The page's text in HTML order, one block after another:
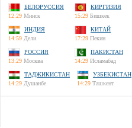
БЕЛОРУССИЯ
12:29 Минск
КИРГИЗИЯ
15:29 Бишкек
ИНДИЯ
14:59 Дели
КИТАЙ
17:29 Пекин
РОССИЯ
13:29 Москва
ПАКИСТАН
14:29 Исламабад
ТАДЖИКИСТАН
14:29 Душанбе
УЗБЕКИСТАН
14:29 Ташкент